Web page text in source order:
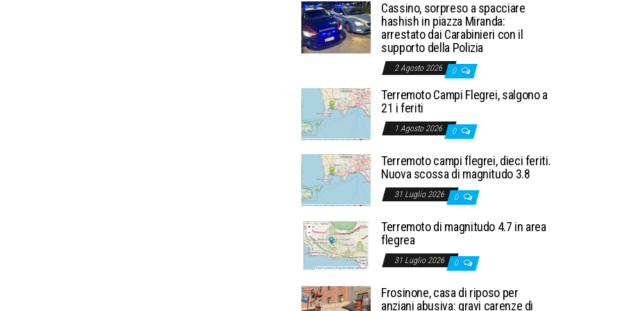
Cassino, sorpreso a spacciare
hashish in piazza Miranda:
arrestato dai Carabinieri con il
supporto della Polizia
2 Agosto 2026 0
Terremoto Campi Flegrei, salgono a
21 i feriti
1 Agosto 2026 0
Terremoto campi flegrei, dieci feriti.
Nuova scossa di magnitudo 3.8
31 Luglio 2026 0
Terremoto di magnitudo 4.7 in area
flegrea
31 Luglio 2026 0
Frosinone, casa di riposo per
anziani abusiva: gravi carenze di